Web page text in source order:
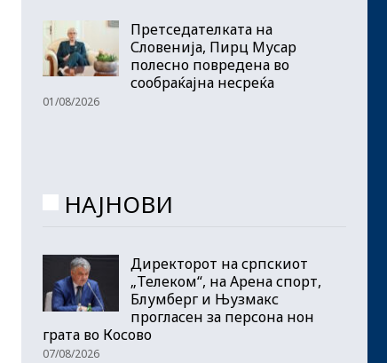
Претседателката на
Словенија, Пирц Мусар
полесно повредена во
сообраќајна несреќа
01/08/2026
НАЈНОВИ
Директорот на српскиот
„Телеком“, на Арена спорт,
Блумберг и Њузмакс
прогласен за персона нон
грата во Косово
07/08/2026